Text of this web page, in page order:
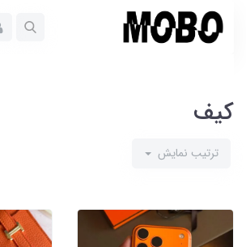
کیف
ترتیب نمایش